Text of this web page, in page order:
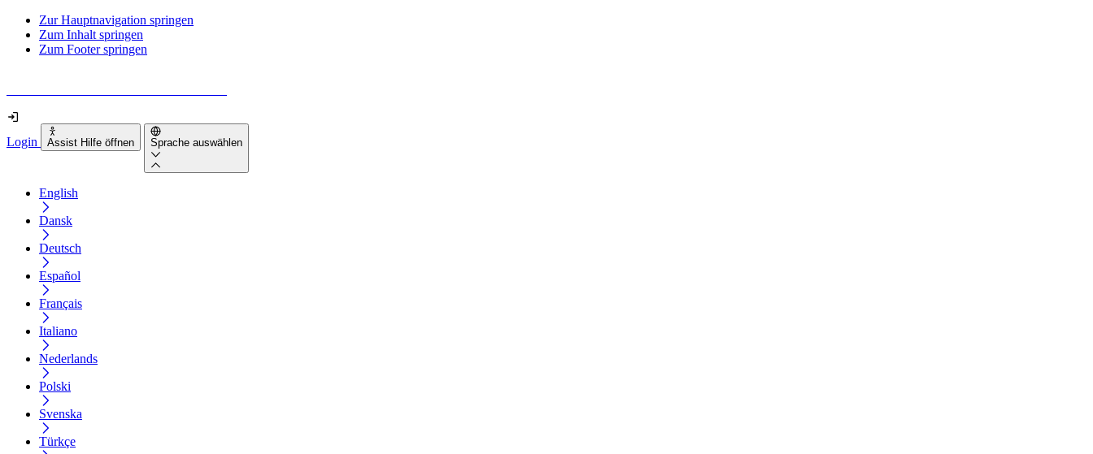
Zur Hauptnavigation springen
Zum Inhalt springen
Zum Footer springen
Login Assist Hilfe öffnen Sprache auswählen
English
Dansk
Deutsch
Español
Français
Italiano
Nederlands
Polski
Svenska
Türkçe